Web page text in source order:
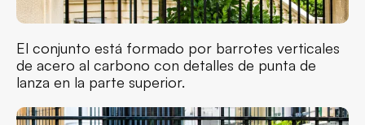
El conjunto está formado por barrotes verticales
de acero al carbono con detalles de punta de
lanza en la parte superior.